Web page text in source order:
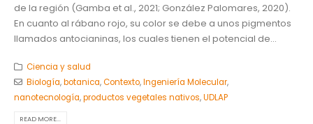
de la región (Gamba et al., 2021; González Palomares, 2020).
En cuanto al rábano rojo, su color se debe a unos pigmentos
llamados antocianinas, los cuales tienen el potencial de...
Ciencia y salud
Biología,botanica,Contexto,Ingeniería Molecular,
nanotecnología,productos vegetales nativos,UDLAP
READ MORE...